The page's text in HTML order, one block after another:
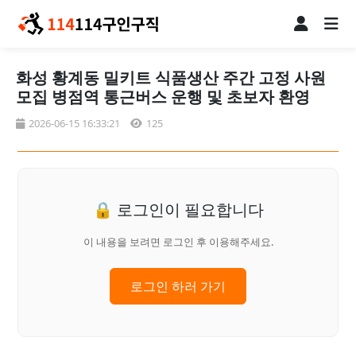
화성 황계동 밀키트 식품생산 주간 고정 사원
모집 병점역 통근버스 운행 및 초보자 환영
2026-06-15 16:33:21 125
🔒 로그인이 필요합니다
이 내용을 보려면 로그인 후 이용해주세요.
로그인 하러 가기